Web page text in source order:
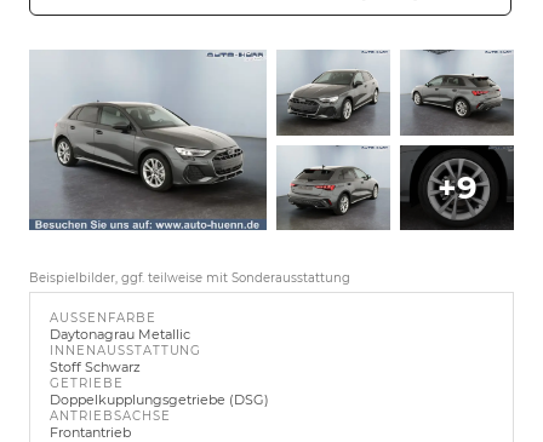
+9
Beispielbilder, ggf. teilweise mit Sonderausstattung
AUSSENFARBE
Daytonagrau Metallic
INNENAUSSTATTUNG
Stoff Schwarz
GETRIEBE
Doppelkupplungsgetriebe (DSG)
ANTRIEBSACHSE
Frontantrieb